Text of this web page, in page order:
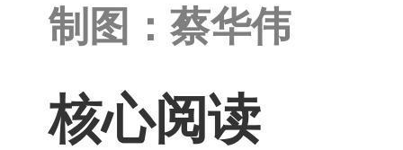
制图：蔡华伟
核心阅读